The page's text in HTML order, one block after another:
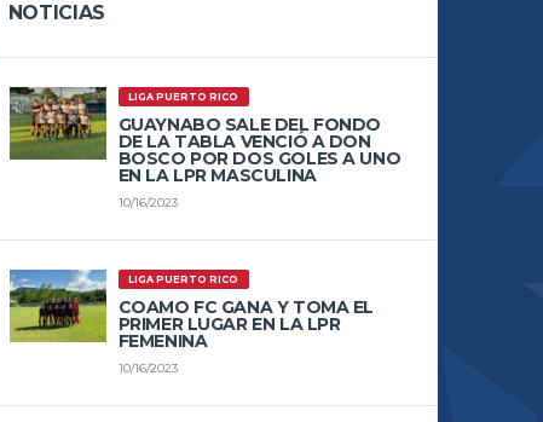
NOTICIAS
LIGA PUERTO RICO
GUAYNABO SALE DEL FONDO
DE LA TABLA VENCIÓ A DON
BOSCO POR DOS GOLES A UNO
EN LA LPR MASCULINA
10/16/2023
LIGA PUERTO RICO
COAMO FC GANA Y TOMA EL
PRIMER LUGAR EN LA LPR
FEMENINA
10/16/2023